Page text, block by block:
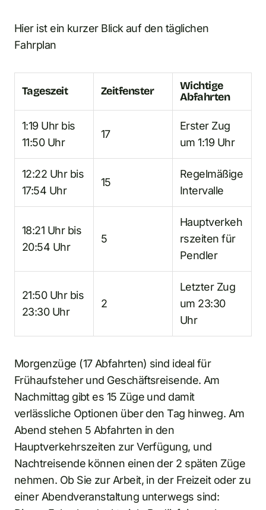
Hier ist ein kurzer Blick auf den täglichen
Fahrplan
Tageszeit Zeitfenster
Wichtige
Abfahrten
1:19 Uhr bis
11:50 Uhr
17
Erster Zug
um 1:19 Uhr
12:22 Uhr bis
17:54 Uhr
15
Regelmäßige
Intervalle
18:21 Uhr bis
20:54 Uhr
5
Hauptverkeh
rszeiten für
Pendler
21:50 Uhr bis
23:30 Uhr
2
Letzter Zug
um 23:30
Uhr
Morgenzüge (17 Abfahrten) sind ideal für
Frühaufsteher und Geschäftsreisende. Am
Nachmittag gibt es 15 Züge und damit
verlässliche Optionen über den Tag hinweg. Am
Abend stehen 5 Abfahrten in den
Hauptverkehrszeiten zur Verfügung, und
Nachtreisende können einen der 2 späten Züge
nehmen. Ob Sie zur Arbeit, in der Freizeit oder zu
einer Abendveranstaltung unterwegs sind: